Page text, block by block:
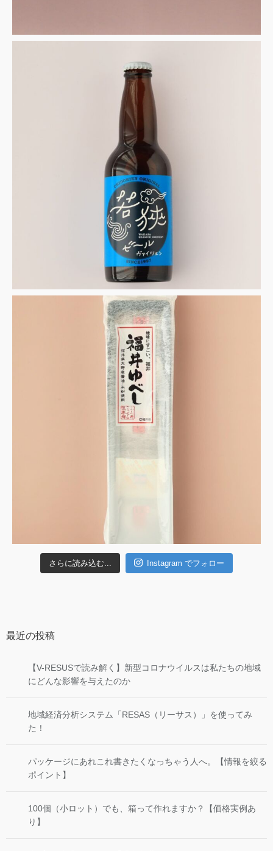
さらに読み込む... Instagram でフォロー
最近の投稿
【V-RESUSで読み解く】新型コロナウイルスは私たちの地域
にどんな影響を与えたのか
地域経済分析システム「RESAS（リーサス）」を使ってみ
た！
パッケージにあれこれ書きたくなっちゃう人へ。【情報を絞る
ポイント】
100個（小ロット）でも、箱って作れますか？【価格実例あ
り】